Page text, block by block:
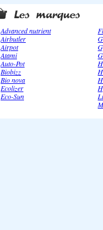
Advanced nutrient
Airbutler
Airpot
Atami
Auto-Pot
Biobizz
Bio nova
Ecolizer
Eco-Sun